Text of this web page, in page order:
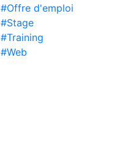
#Offre d'emploi
#Stage
#Training
#Web